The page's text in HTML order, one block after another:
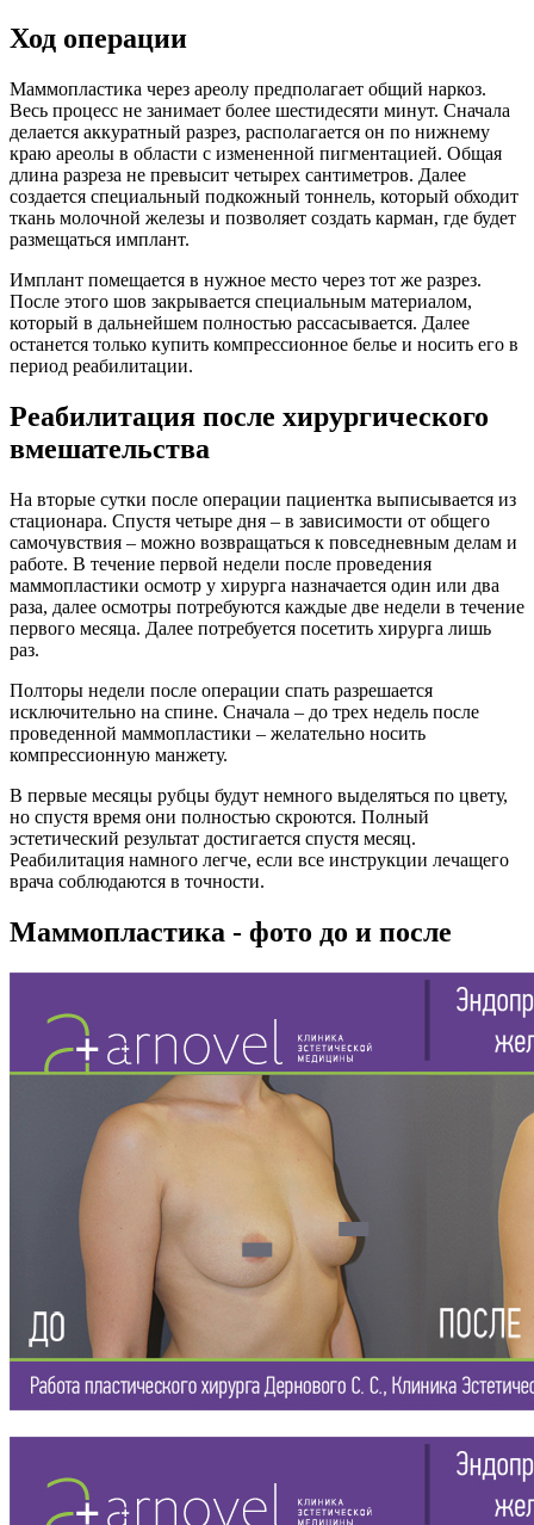
Ход операции
Маммопластика через ареолу предполагает общий наркоз.
Весь процесс не занимает более шестидесяти минут. Сначала
делается аккуратный разрез, располагается он по нижнему
краю ареолы в области с измененной пигментацией. Общая
длина разреза не превысит четырех сантиметров. Далее
создается специальный подкожный тоннель, который обходит
ткань молочной железы и позволяет создать карман, где будет
размещаться имплант.
Имплант помещается в нужное место через тот же разрез.
После этого шов закрывается специальным материалом,
который в дальнейшем полностью рассасывается. Далее
останется только купить компрессионное белье и носить его в
период реабилитации.
Реабилитация после хирургического
вмешательства
На вторые сутки после операции пациентка выписывается из
стационара. Спустя четыре дня – в зависимости от общего
самочувствия – можно возвращаться к повседневным делам и
работе. В течение первой недели после проведения
маммопластики осмотр у хирурга назначается один или два
раза, далее осмотры потребуются каждые две недели в течение
первого месяца. Далее потребуется посетить хирурга лишь
раз.
Полторы недели после операции спать разрешается
исключительно на спине. Сначала – до трех недель после
проведенной маммопластики – желательно носить
компрессионную манжету.
В первые месяцы рубцы будут немного выделяться по цвету,
но спустя время они полностью скроются. Полный
эстетический результат достигается спустя месяц.
Реабилитация намного легче, если все инструкции лечащего
врача соблюдаются в точности.
Маммопластика - фото до и после